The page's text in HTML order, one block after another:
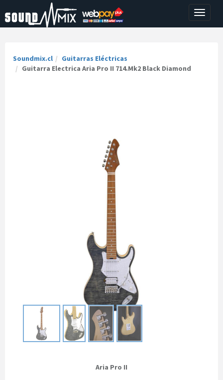
Toggle
Soundmix.cl
Guitarras Eléctricas
Guitarra Electrica Aria Pro II 714.Mk2 Black Diamond
Aria Pro II